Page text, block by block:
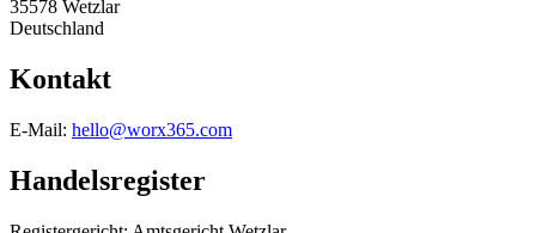
35578 Wetzlar
Deutschland
Kontakt
E-Mail: hello@worx365.com
Handelsregister